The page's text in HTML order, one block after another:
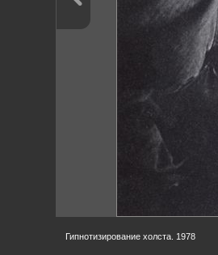
Гипнотизирование холста. 1978